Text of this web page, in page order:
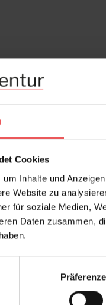
Cookies
Inhalte und
Website zu
für soziale Medien,
Daten zusammen,